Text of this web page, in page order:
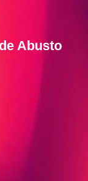
Abusto